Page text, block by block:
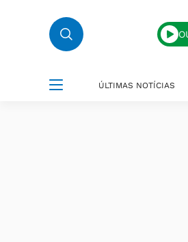
ÚLTIMAS NOTÍCIAS